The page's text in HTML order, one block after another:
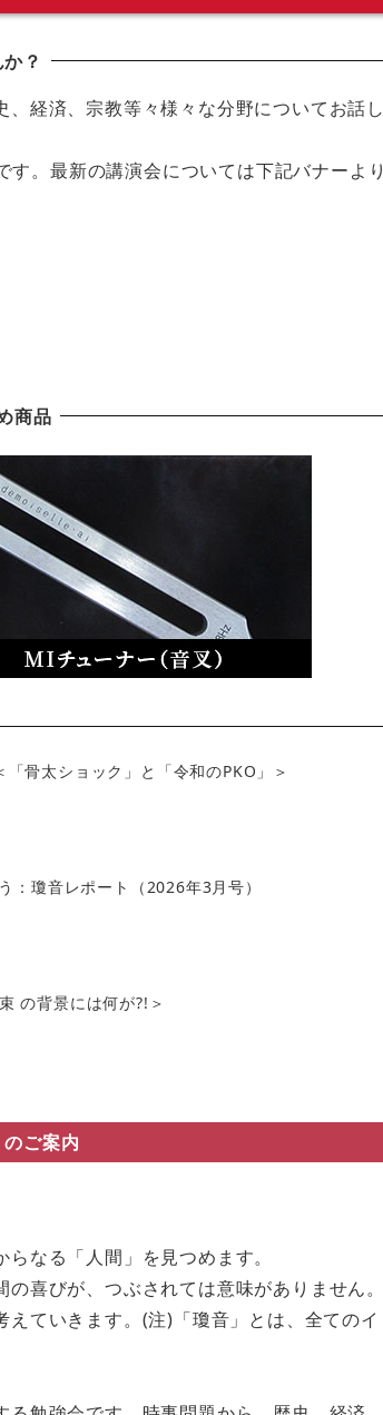
？
経済、宗教等々様々な分野についてお話し
。最新の講演会については下記バナーより
商品
骨太ショック」と「令和のPKO」＞
：瓊音レポート（2026年3月号）
の背景には何が?!＞
のご案内
なる「人間」を見つめます。
喜びが、つぶされては意味がありません。
ていきます。(注)「瓊音」とは、全てのイ